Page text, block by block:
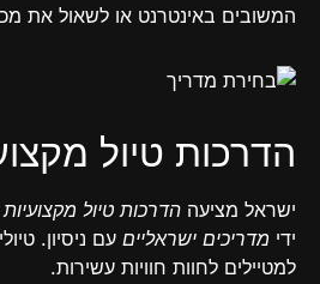
המשובים באינטרנט או לשאול את
הדרכות טיול
ישראל מציעה הדרכות טיול מקצועיות
ידי מדריכים ישראליים עם ניסיון.
למטיילים לחוות חוויות עשירות.